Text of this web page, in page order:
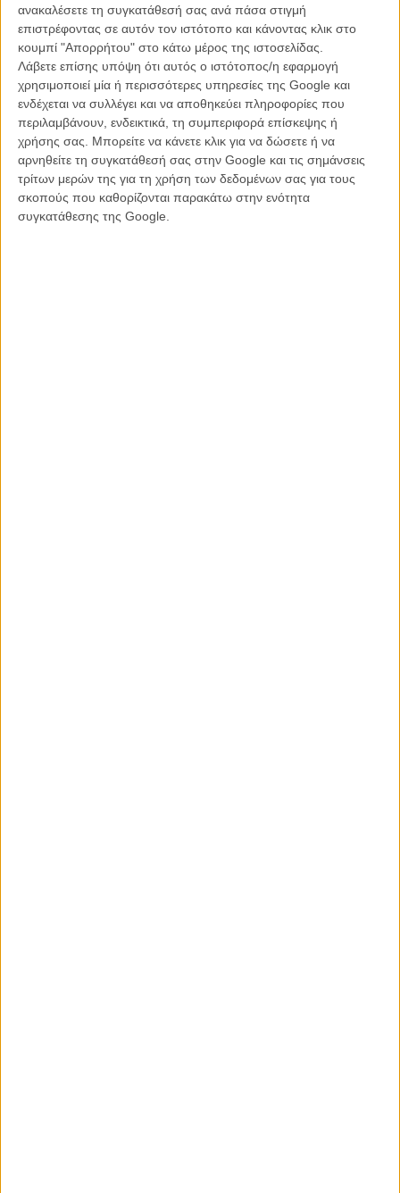
ανακαλέσετε τη συγκατάθεσή σας ανά πάσα στιγμή
επιστρέφοντας σε αυτόν τον ιστότοπο και κάνοντας κλικ στο
κουμπί "Απορρήτου" στο κάτω μέρος της ιστοσελίδας.
Λάβετε επίσης υπόψη ότι αυτός ο ιστότοπος/η εφαρμογή
χρησιμοποιεί μία ή περισσότερες υπηρεσίες της Google και
ενδέχεται να συλλέγει και να αποθηκεύει πληροφορίες που
περιλαμβάνουν, ενδεικτικά, τη συμπεριφορά επίσκεψης ή
χρήσης σας. Μπορείτε να κάνετε κλικ για να δώσετε ή να
αρνηθείτε τη συγκατάθεσή σας στην Google και τις σημάνσεις
τρίτων μερών της για τη χρήση των δεδομένων σας για τους
σκοπούς που καθορίζονται παρακάτω στην ενότητα
συγκατάθεσης της Google.
Οι αναφορές του «Οταν Θέλουν οι Γυναίκες» στη «Λυσιστράτη»
είναι σαφείς, όπως και η διάθεση της Λαμπακί να αποφύγει τόσο την
τραγικοποίηση των γεγονότων όσο και το μελόδραμα σε μια ιστορία
που το σηκώνει και με το παραπάνω, παραμένοντας μάλλον
συνεχώς σε μια ευθεία γραμμή λυρικής ελαφρότητας και μαύρης
κωμωδίας που σου φέρνει συχνά πυκνά ένα χαμόγελο στα χείλη.
Κάθε υπόσχεση, όμως, μιας ταινίας που ξεκινάει με τις παραπάνω
περγαμηνές - και με μια υπέροχη αρχική σκηνή - αρχίζει σιγά σιγά
να υποχωρεί κάτω από το βάρος μιας απλοϊκής αντιμετώπισης των
πάντων και ενός τόσο προφανούς διδακτισμού που μοιάζει
καταδικασμένος – ειδικά στις ταινίες με μήνυμα, όπως αυτή – να